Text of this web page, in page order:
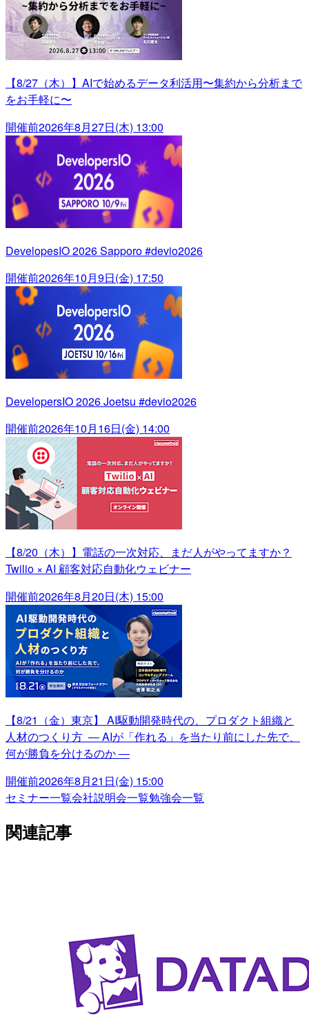
【8/27（木）】AIで始めるデータ利活用〜集約から分析まで
をお手軽に〜
開催前2026年8月27日(木) 13:00
DevelopesIO 2026 Sapporo #devio2026
開催前2026年10月9日(金) 17:50
DevelopersIO 2026 Joetsu #devio2026
開催前2026年10月16日(金) 14:00
【8/20（木）】電話の一次対応、まだ人がやってますか？
Twilio × AI 顧客対応自動化ウェビナー
開催前2026年8月20日(木) 15:00
【8/21（金）東京】 AI駆動開発時代の、プロダクト組織と
人材のつくり方 ― AIが「作れる」を当たり前にした先で、
何が勝負を分けるのか ―
開催前2026年8月21日(金) 15:00
セミナー一覧会社説明会一覧勉強会一覧
関連記事